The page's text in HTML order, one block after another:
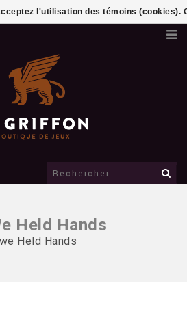
Held Hands
Held Hands
l'utilisation des témoins